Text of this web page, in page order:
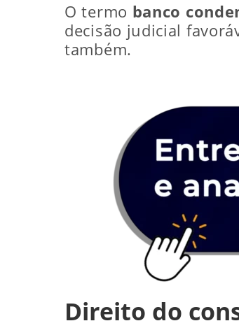
O termo banco
decisão judicial
também.
Direito do